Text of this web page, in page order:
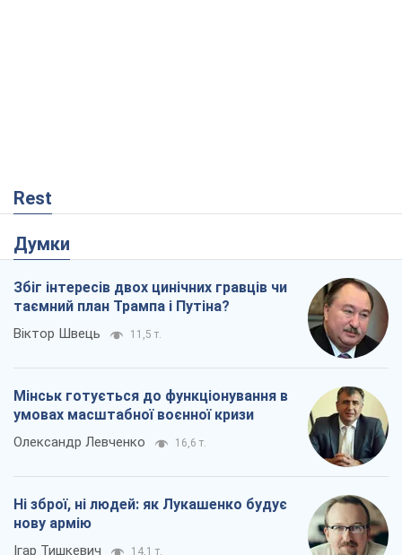
Rest
Думки
Збіг інтересів двох цинічних гравців чи
таємний план Трампа і Путіна?
Віктор Швець 11,5 т.
Мінськ готується до функціонування в
умовах масштабної воєнної кризи
Олександр Левченко 16,6 т.
Ні зброї, ні людей: як Лукашенко будує
нову армію
Ігар Тишкевич 14,1 т.